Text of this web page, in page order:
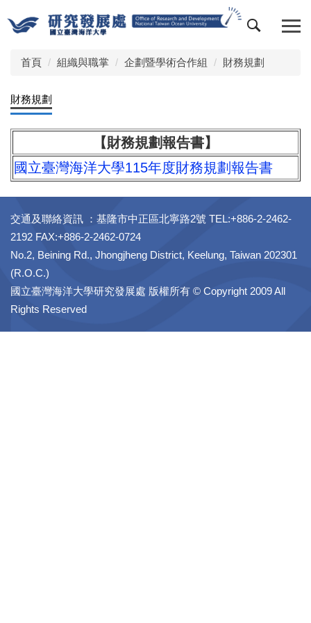
到
區
首頁 組織與職掌 企劃暨學術合作組 財務規劃
財務規劃
【財務規劃報告書】
國立臺灣海洋大學115年度財務規劃報告書
交通及聯絡資訊 ：基隆市中正區北寧路2號 TEL:+886-2-2462-
2192 FAX:+886-2-2462-0724
No.2, Beining Rd., Jhongjheng District, Keelung, Taiwan 202301
(R.O.C.)
國立臺灣海洋大學研究發展處 版權所有 © Copyright 2009 All
Rights Reserved